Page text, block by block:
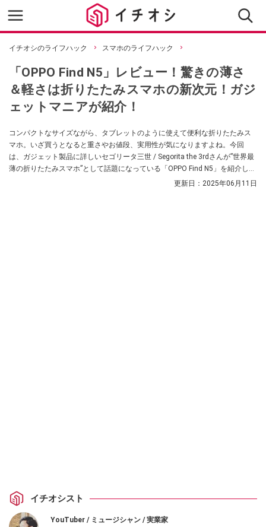
イチオシのライフハック スマホのライフハック
「OPPO Find N5」レビュー！驚きの薄さ
＆軽さは折りたたみスマホの新次元！ガジ
ェットマニアが紹介！
コンパクトなサイズながら、タブレットのように使えて便利な折りたたみス
マホ。いざ買うとなると重さやお値段、実用性が気になりますよね。今回
は、ガジェット製品に詳しいセゴリータ三世 / Segorita the 3rdさんが”世界最
薄の折りたたみスマホ”として話題になっている「OPPO Find N5」を紹介して
くれました。気になっている方は、ぜひ参考にしてみてください。
更新日： 2025年06月11日
イチオシスト
YouTuber / ミュージシャン / 実業家